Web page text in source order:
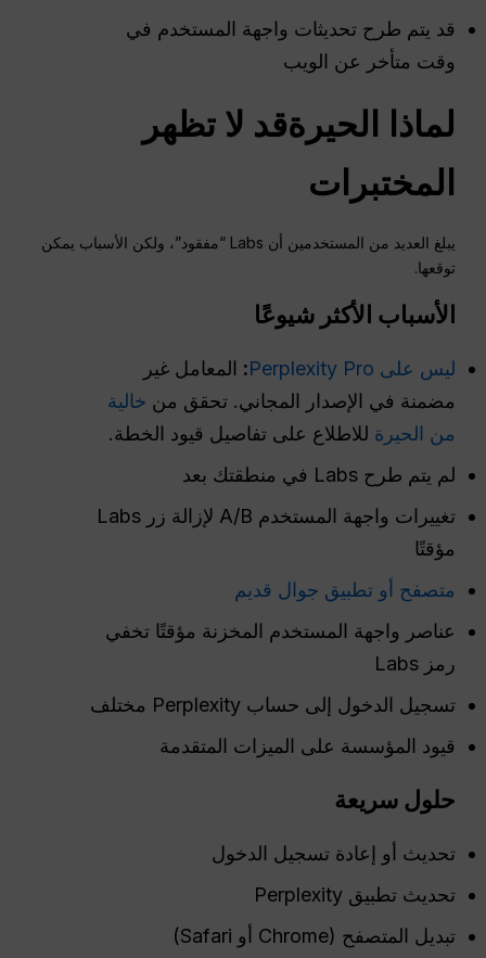
قد يتم طرح تحديثات واجهة المستخدم في
وقت متأخر عن الويب
لماذا الحيرةقد لا تظهر
المختبرات
يبلغ العديد من المستخدمين أن Labs “مفقود”، ولكن الأسباب يمكن
توقعها.
الأسباب الأكثر شيوعًا
ليس على Perplexity Pro : المعامل غير
مضمنة في الإصدار المجاني. تحقق من خالية
من الحيرة للاطلاع على تفاصيل قيود الخطة.
لم يتم طرح Labs في منطقتك بعد
تغييرات واجهة المستخدم A/B لإزالة زر Labs
مؤقتًا
متصفح أو تطبيق جوال قديم
عناصر واجهة المستخدم المخزنة مؤقتًا تخفي
رمز Labs
تسجيل الدخول إلى حساب Perplexity مختلف
قيود المؤسسة على الميزات المتقدمة
حلول سريعة
تحديث أو إعادة تسجيل الدخول
تحديث تطبيق Perplexity
تبديل المتصفح (Chrome أو Safari)